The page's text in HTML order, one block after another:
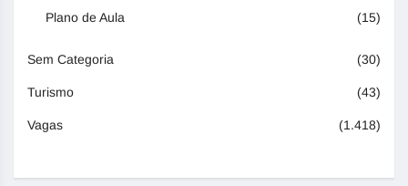
Plano de Aula (15)
Sem Categoria (30)
Turismo (43)
Vagas (1.418)